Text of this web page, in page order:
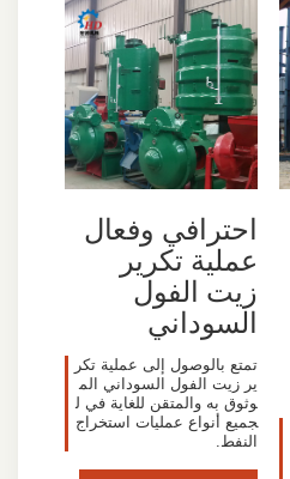
احترافي وفعال
عملية تكرير
زيت الفول
السوداني
تمتع بالوصول إلى عملية تكر
ير زيت الفول السوداني الم
وثوق به والمتقن للغاية في ل
جميع أنواع عمليات استخراج
النفط.